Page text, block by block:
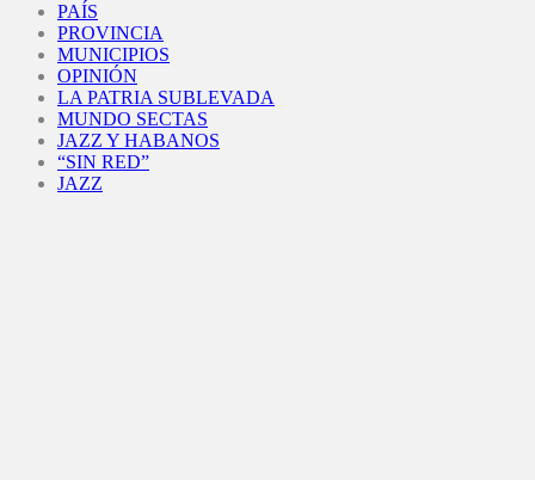
PAÍS
PROVINCIA
MUNICIPIOS
OPINIÓN
LA PATRIA SUBLEVADA
MUNDO SECTAS
JAZZ Y HABANOS
“SIN RED”
JAZZ